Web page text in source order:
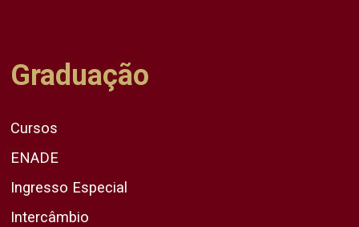
Graduação
Cursos
ENADE
Ingresso Especial
Intercâmbio